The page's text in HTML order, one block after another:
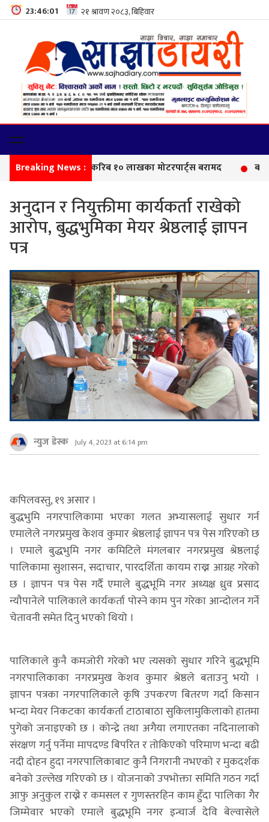
23:46:02
Breaking News :
अनुदान र नियुक्तीमा कार्यकर्ता राखेको
आरोप, बुद्धभुमिका मेयर श्रेष्ठलाई ज्ञापन
पत्र
न्युज डेस्क July 4, 2023 at 6:14 pm
कपिलवस्तु, १९ असार ।
बुद्धभुमि नगरपालिकामा भएका गलत अभ्यासलाई सुधार गर्न
एमालेले नगरप्रमुख केशव कुमार श्रेष्ठलाई ज्ञापन पत्र पेस गरिएको छ
। एमाले बुद्धभुमि नगर कमिटिले मंगलबार नगरप्रमुख श्रेष्ठलाई
पालिकामा सुशासन, सदाचार, पारदर्शिता कायम राख्न आग्रह गरेको
छ । ज्ञापन पत्र पेस गर्दै एमाले बुद्धभूमि नगर अध्यक्ष ध्रुव प्रसाद
न्यौपानेले पालिकाले कार्यकर्ता पोस्ने काम पुन गरेका आन्दोलन गर्ने
चेतावनी समेत दिनु भएको थियो ।
पालिकाले कुनै कमजोरी गरेको भए त्यसको सुधार गरिने बुद्धभूमि
नगरपालिकाका नगरप्रमुख केशव कुमार श्रेष्ठले बताउनु भयो ।
ज्ञापन पत्रका नगरपालिकाले कृषि उपकरण बितरण गर्दा किसान
भन्दा मेयर निकटका कार्यकर्ता टाठाबाठा सुकिलामुकिलाको हातमा
पुगेको जनाइएको छ । कोन्द्रे तथा अगैया लगाएतका नदिनालाको
संरक्षण गर्नु पर्नेमा मापदण्ड बिपरित र तोकिएको परिमाण भन्दा बढी
नदी दोहन हुदा नगरपालिकाबाट कुनै निगरानी नभएको र मुकदर्शक
बनेको उल्लेख गरिएको छ । योजनाको उपभोक्ता समिति गठन गर्दा
आफु अनुकुल राख्ने र कमसल र गुणस्तरहिन काम हुँदा पालिका गैर
जिम्मेवार भएको एमाले बुद्धभूमि नगर इन्चार्ज देवि बेल्वासेले